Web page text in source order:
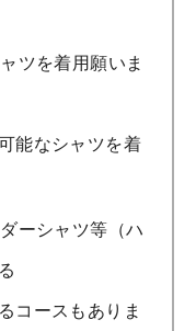
ツを着用願いま
能なシャツを着
ーシャツ等（ハ
コースもありま